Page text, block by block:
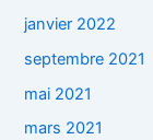
janvier 2022
septembre 2021
mai 2021
mars 2021